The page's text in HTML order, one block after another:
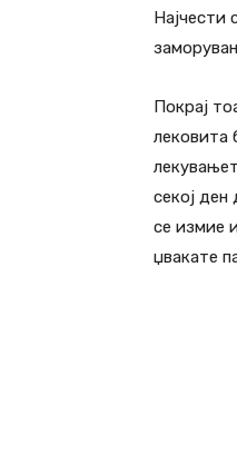
Најчести
Покрај
лековита
секој
се измие
џвакате